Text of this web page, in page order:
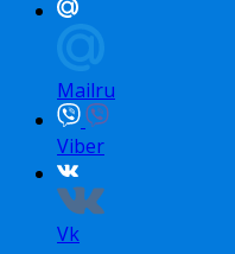
Mailru
Viber
Vk